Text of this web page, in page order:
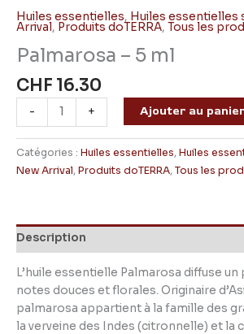
Huiles essentielles, Huiles essentielles
Arrival, Produits doTERRA, Tous les
Palmarosa – 5 ml
CHF 16.30
-
quantité
de
Palmarosa
-
5
+ Ajouter au panier
Catégories : Huiles essentielles, Huiles
New Arrival, Produits doTERRA, Tous les
Description
L’huile essentielle Palmarosa diffuse un
notes douces et florales. Originaire
palmarosa appartient à la famille des
la verveine des Indes (citronnelle) et la